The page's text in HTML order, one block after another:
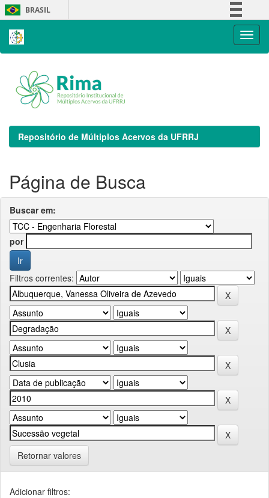
Skip
navigation
BRASIL
Repositório de Múltiplos Acervos da UFRRJ
Página de Busca
Buscar em:
por
Filtros correntes:
Retornar valores
Adicionar filtros: